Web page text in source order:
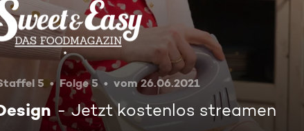
5 Folge 5 vom 26.06.2021
Jetzt kostenlos streamen